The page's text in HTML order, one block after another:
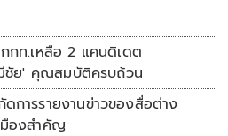
กท.เหลือ 2 แคนดิเดต
ชัย' คุณสมบัติครบถ้วน
ดการรายงานข่าวของสื่อต่าง
มืองสำคัญ